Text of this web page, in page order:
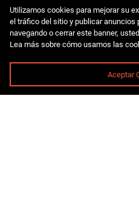
Utilizamos cookies para mejorar su
el tráfico del sitio y publicar anuncios
navegando o cerrar este banner,
Lea más sobre cómo usamos las
Aceptar